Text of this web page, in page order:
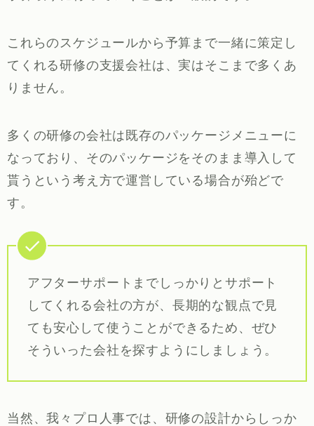
これらのスケジュールから予算まで一緒に策定し
てくれる研修の支援会社は、実はそこまで多くあ
りません。
多くの研修の会社は既存のパッケージメニューに
なっており、そのパッケージをそのまま導入して
貰うという考え方で運営している場合が殆どで
す。
アフターサポートまでしっかりとサポート
してくれる会社の方が、長期的な観点で見
ても安心して使うことができるため、ぜひ
そういった会社を探すようにしましょう。
当然、我々プロ人事では、研修の設計からしっか